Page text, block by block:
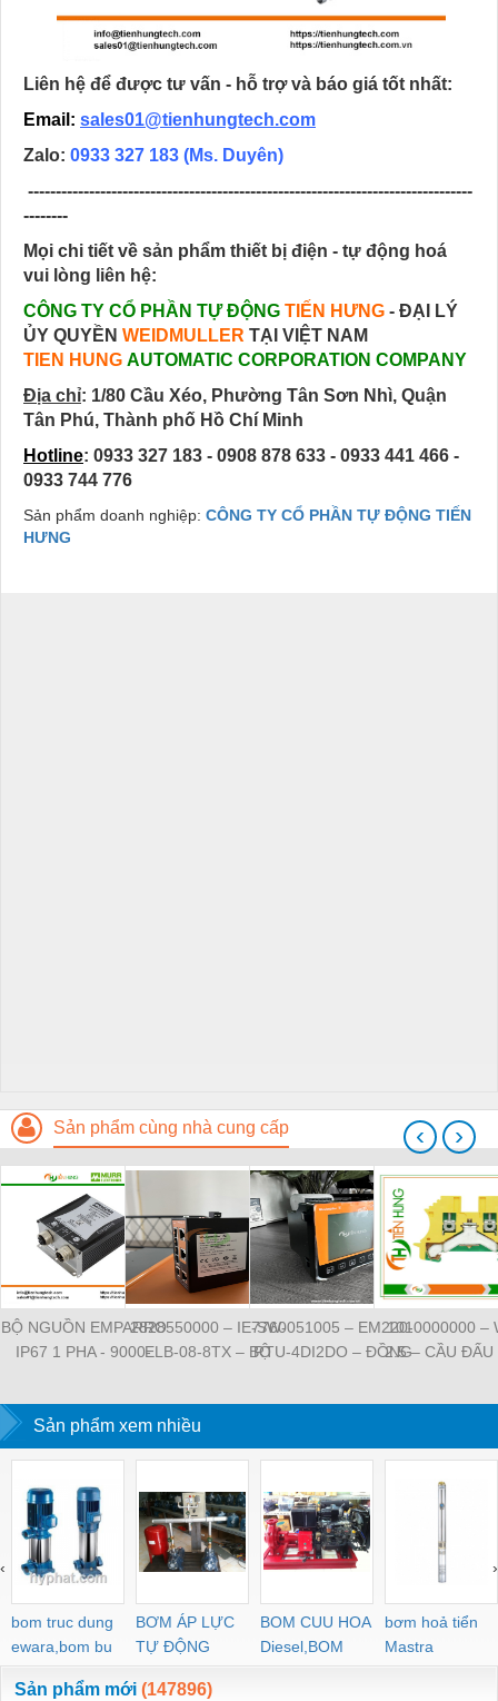
Liên hệ để được tư vấn - hỗ trợ và báo giá tốt nhất:
Email: sales01@tienhungtech.com
Zalo: 0933 327 183 (Ms. Duyên)
--------------------------------------------------------------------------------
--------
Mọi chi tiết về sản phẩm thiết bị điện - tự động hoá
vui lòng liên hệ:
CÔNG TY CỔ PHẦN TỰ ĐỘNG TIẾN HƯNG - ĐẠI LÝ
ỦY QUYỀN WEIDMULLER TẠI VIỆT NAM
TIEN HUNG AUTOMATIC CORPORATION COMPANY
Địa chỉ: 1/80 Cầu Xéo, Phường Tân Sơn Nhì, Quận
Tân Phú, Thành phố Hồ Chí Minh
Hotline: 0933 327 183 - 0908 878 633 - 0933 441 466 -
0933 744 776
Sản phẩm doanh nghiệp: CÔNG TY CỔ PHẦN TỰ ĐỘNG TIẾN
HƯNG
Sản phẩm cùng nhà cung cấp
BỘ NGUỒN EMPARRO
IP67 1 PHA - 9000-
EMPARRO IP67
POWER SUPPLY 1-
PHASE
2828550000 – IE-SW-
ELB-08-8TX – BỘ
RJ45 – WEIDMULLER
7760051005 – EM220-
RTU-4DI2DO – ĐỒNG
ĐO ĐIỆN ÁP –
1010000000 –
2.5 – CẦU ĐẤU
‹ ›
Sản phẩm xem nhiều
bom truc dung
ewara,bom bu
ewara
BƠM ÁP LỰC
TỰ ĐỘNG
BOM CUU HOA
Diesel,BOM
CHUA CHAY
bơm hoả tiển
Mastra
‹ ›
Sản phẩm mới (147896)